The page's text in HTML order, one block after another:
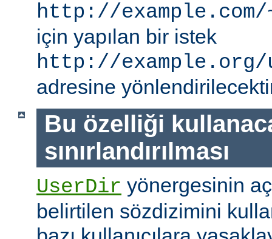
http://example.com/
için yapılan bir istek
http://example.org/
adresine
Bu özelliği
sınırlandırılması
UserDir yönergesinin
belirtilen sözdizimini